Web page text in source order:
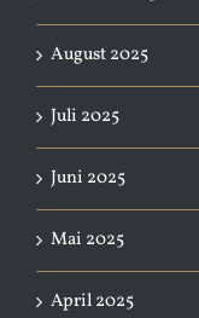
August 2025
Juli 2025
Juni 2025
Mai 2025
April 2025